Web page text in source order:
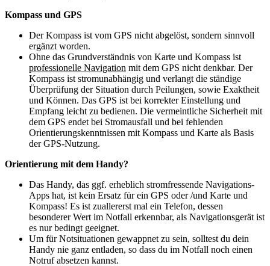
Kompass und GPS
Der Kompass ist vom GPS nicht abgelöst, sondern sinnvoll
ergänzt worden.
Ohne das Grundverständnis von Karte und Kompass ist
professionelle Navigation mit dem GPS nicht denkbar. Der
Kompass ist stromunabhängig und verlangt die ständige
Überprüfung der Situation durch Peilungen, sowie Exaktheit
und Können. Das GPS ist bei korrekter Einstellung und
Empfang leicht zu bedienen. Die vermeintliche Sicherheit mit
dem GPS endet bei Stromausfall und bei fehlenden
Orientierungskenntnissen mit Kompass und Karte als Basis
der GPS-Nutzung.
Orientierung mit dem Handy?
Das Handy, das ggf. erheblich stromfressende Navigations-
Apps hat, ist kein Ersatz für ein GPS oder /und Karte und
Kompass! Es ist zuallererst mal ein Telefon, dessen
besonderer Wert im Notfall erkennbar, als Navigationsgerät ist
es nur bedingt geeignet.
Um für Notsituationen gewappnet zu sein, solltest du dein
Handy nie ganz entladen, so dass du im Notfall noch einen
Notruf absetzen kannst.